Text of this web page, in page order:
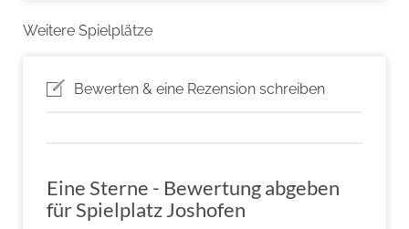
Weitere Spielplätze
Bewerten & eine Rezension schreiben
Eine Sterne - Bewertung abgeben
für Spielplatz Joshofen